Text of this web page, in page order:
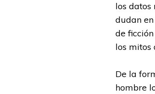
los datos
dudan
de
los mitos
De la
hombre